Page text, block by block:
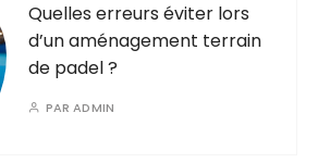
Quelles erreurs éviter lors
d’un aménagement terrain
de padel ?
PARADMIN